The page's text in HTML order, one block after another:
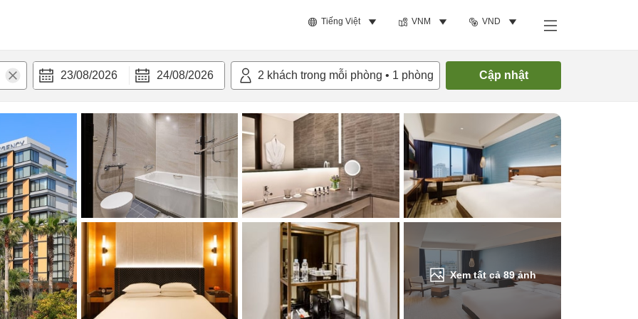
Tiếng Việt VNM VND
23/08/2026 24/08/2026 2 khách trong mỗi phòng • 1 phòng Cập nhật
Xem tất cả89ảnh
bật Tiện nghi Tìm phòng trống